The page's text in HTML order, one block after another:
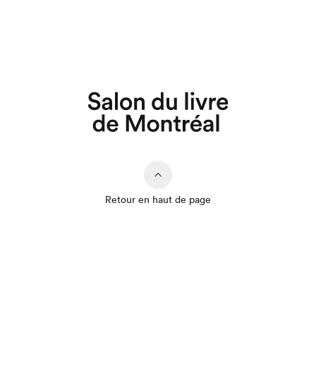
Retour en haut de page